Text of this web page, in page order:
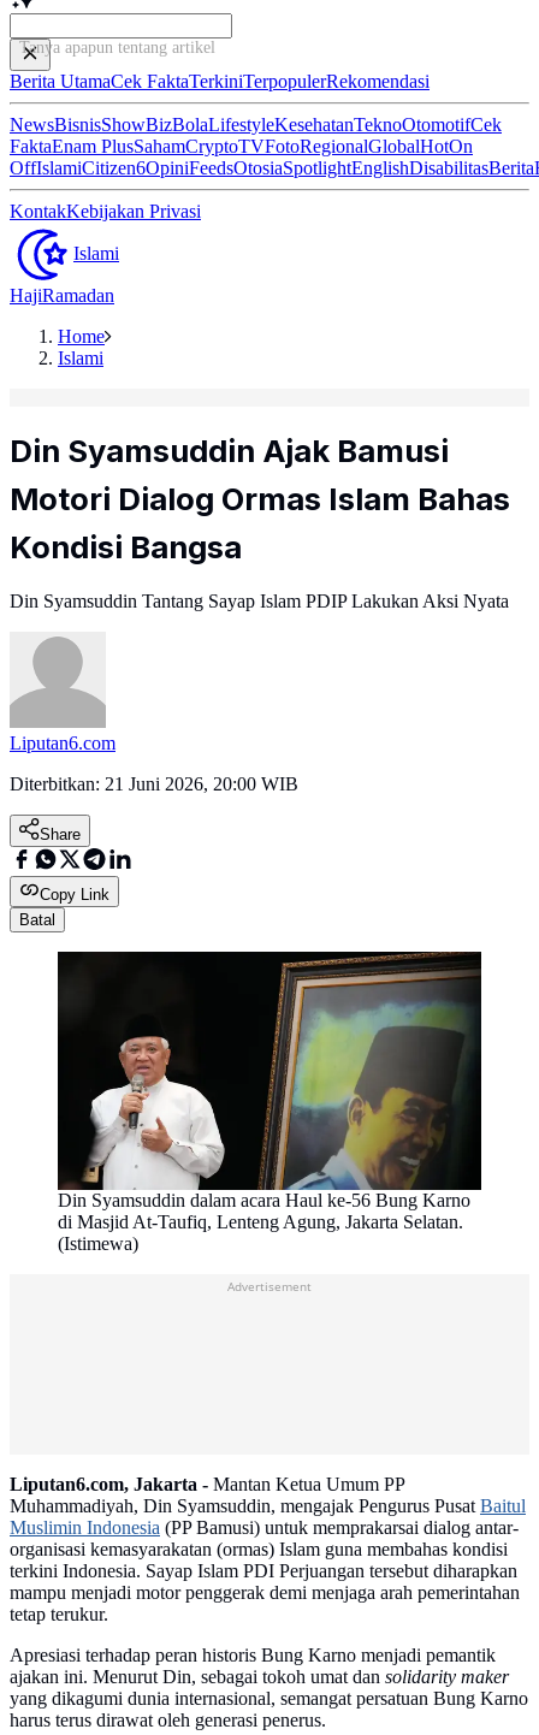
Tanya apapun tentang artikel ini...
Berita UtamaCek FaktaTerkiniTerpopulerRekomendasi
NewsBisnisShowBizBolaLifestyleKesehatanTeknoOtomotifCek
FaktaEnam PlusSahamCryptoTVFotoRegionalGlobalHotOn
OffIslamiCitizen6OpiniFeedsOtosiaSpotlightEnglishDisabilitasBerita
KontakKebijakan Privasi
Islami
HajiRamadan
Home
Islami
Din Syamsuddin Ajak Bamusi
Motori Dialog Ormas Islam Bahas
Kondisi Bangsa
Din Syamsuddin Tantang Sayap Islam PDIP Lakukan Aksi Nyata
Liputan6.com
Diterbitkan: 21 Juni 2026, 20:00 WIB
Share
Copy Link
Batal
Din Syamsuddin dalam acara Haul ke-56 Bung Karno
di Masjid At-Taufiq, Lenteng Agung, Jakarta Selatan.
(Istimewa)
Advertisement
Liputan6.com, Jakarta - Mantan Ketua Umum PP
Muhammadiyah, Din Syamsuddin, mengajak Pengurus PusatBaitul
Muslimin Indonesia (PP Bamusi) untuk memprakarsai dialog antar-
organisasi kemasyarakatan (ormas) Islam guna membahas kondisi
terkini Indonesia. Sayap Islam PDI Perjuangan tersebut diharapkan
mampu menjadi motor penggerak demi menjaga arah pemerintahan
tetap terukur.
Apresiasi terhadap peran historis Bung Karno menjadi pemantik
ajakan ini. Menurut Din, sebagai tokoh umat dan solidarity maker
yang dikagumi dunia internasional, semangat persatuan Bung Karno
harus terus dirawat oleh generasi penerus.